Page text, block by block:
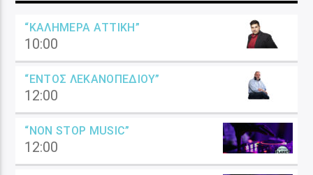
“ΚΑΛΗΜΈΡΑ ΑΤΤΙΚΉ”
10:00
“ΕΝΤΌΣ ΛΕΚΑΝΟΠΕΔΊΟΥ”
12:00
“NON STOP MUSIC”
12:00